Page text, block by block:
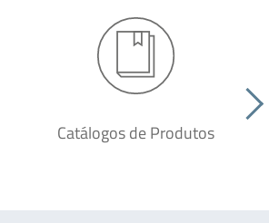
Catálogos de Produtos